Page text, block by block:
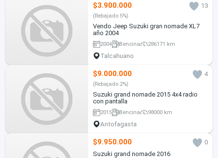
$3.900.000 13
(Rebajado 5%)
Vendo Jeep Suzuki gran nomade XL7
año 2004
2004 Bencina 286171 km
Talcahuano
$9.000.000 4
(Rebajado 2%)
Suzuki grand nomade 2015 4x4 radio
con pantalla
2015 Bencina 98000 km
Antofagasta
$9.950.000
0
Suzuki grand nomade 2016